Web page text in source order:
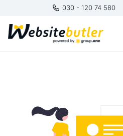
030 - 120 74 580